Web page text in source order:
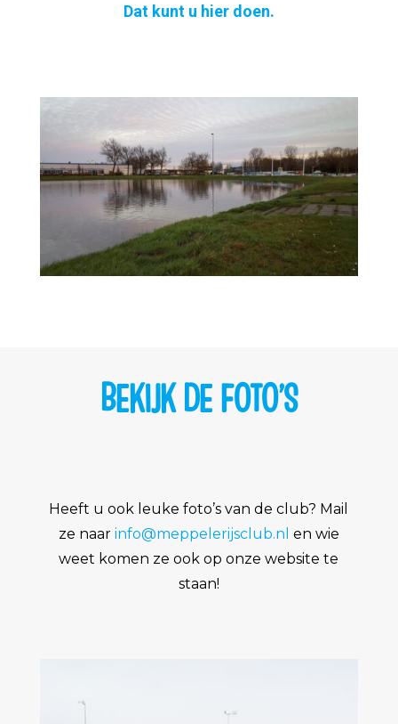
Dat kunt u hier doen.
BEKIJK DE FOTO’S
Heeft u ook leuke foto’s van de club? Mail
ze naar info@meppelerijsclub.nl en wie
weet komen ze ook op onze website te
staan!